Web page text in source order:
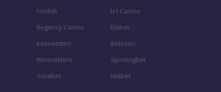
Fonbet
N1 Casino
Regency Casino
Elabet
Interwetten
Betsson
Winmasters
Sportingbet
Vistabet
Netbet